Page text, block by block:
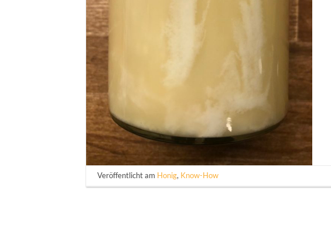
Veröffentlicht am Honig, Know-How